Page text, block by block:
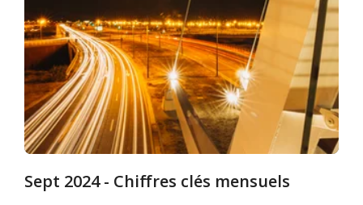
Sept 2024 - Chiffres clés mensuels